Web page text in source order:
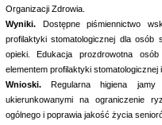
Organizacji Zdrowia.
Wyniki.
Dostępne piśmiennictwo
profilaktyki stomatologicznej dla
opieki. Edukacja prozdrowotna
elementem profilaktyki
Wnioski.
Regularna higiena
ukierunkowanymi na ograniczenie
ogólnego i poprawia jakość życia